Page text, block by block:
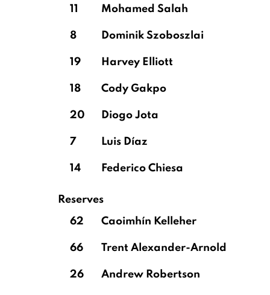
11 Mohamed Salah
8 Dominik Szoboszlai
19 Harvey Elliott
18 Cody Gakpo
20 Diogo Jota
7 Luis Díaz
14 Federico Chiesa
Reserves
62
Caoimhín Kelleher
66 Trent Alexander-Arnold
26 Andrew Robertson